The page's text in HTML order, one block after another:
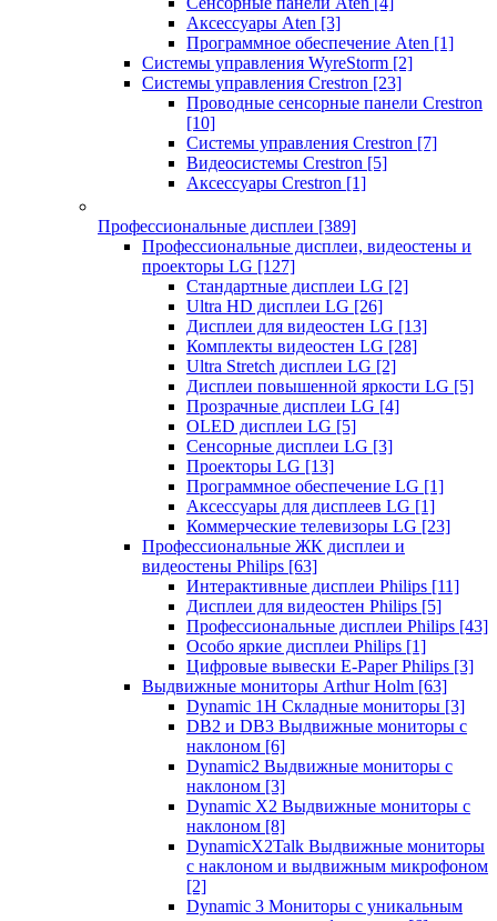
Аксессуары Aten [3]
Программное обеспечение Aten [1]
Системы управления WyreStorm [2]
Системы управления Crestron [23]
Проводные сенсорные панели Crestron
[10]
Системы управления Crestron [7]
Видеосистемы Crestron [5]
Аксессуары Crestron [1]
Профессиональные дисплеи [389]
Профессиональные дисплеи, видеостены и
проекторы LG [127]
Стандартные дисплеи LG [2]
Ultra HD дисплеи LG [26]
Дисплеи для видеостен LG [13]
Комплекты видеостен LG [28]
Ultra Stretch дисплеи LG [2]
Дисплеи повышенной яркости LG [5]
Прозрачные дисплеи LG [4]
OLED дисплеи LG [5]
Сенсорные дисплеи LG [3]
Проекторы LG [13]
Программное обеспечение LG [1]
Аксессуары для дисплеев LG [1]
Коммерческие телевизоры LG [23]
Профессиональные ЖК дисплеи и
видеостены Philips [63]
Интерактивные дисплеи Philips [11]
Дисплеи для видеостен Philips [5]
Профессиональные дисплеи Philips [43]
Особо яркие дисплеи Philips [1]
Цифровые вывески E-Paper Philips [3]
Выдвижные мониторы Arthur Holm [63]
Dynamic 1Н Складные мониторы [3]
DB2 и DB3 Выдвижные мониторы с
наклоном [6]
Dynamic2 Выдвижные мониторы с
наклоном [3]
Dynamic X2 Выдвижные мониторы с
наклоном [8]
DynamicX2Talk Выдвижные мониторы
с наклоном и выдвижным микрофоном
[2]
Dynamic 3 Мониторы с уникальным